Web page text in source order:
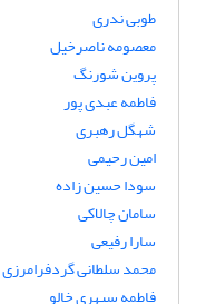
طوبی ندری
معصومه ناصرخیل
پروین شورنگ
فاطمه عبدی پور
شهگل رهبری
امین رحیمی
سودا حسین زاده
سامان چالاکی
سارا رفیعی
محمد سلطانی گردفرامرزی
فاطمه سپهری خالو